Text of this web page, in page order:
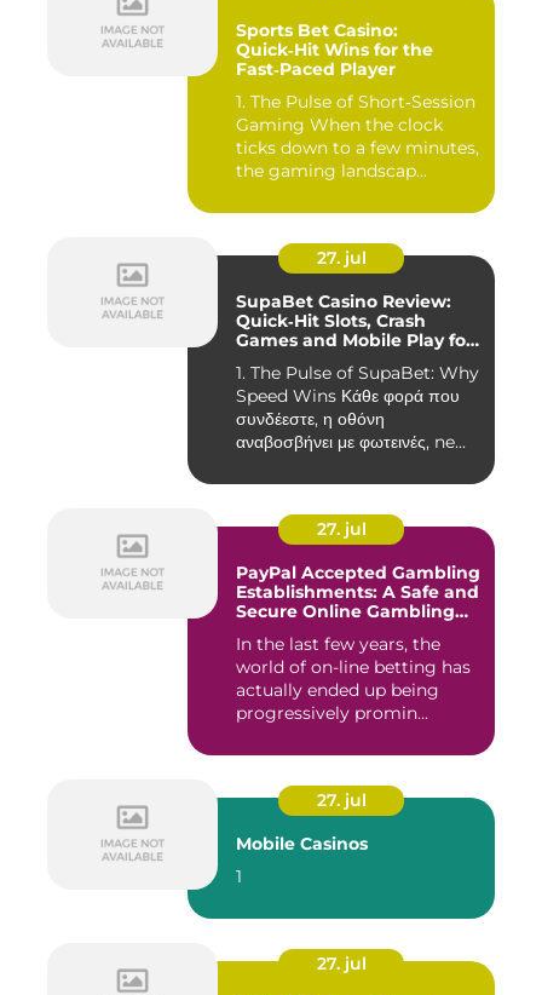
Sports Bet Casino:
Quick‑Hit Wins for the
Fast‑Paced Player
1. The Pulse of Short‑Session
Gaming When the clock
ticks down to a few minutes,
the gaming landscap...
27. jul
SupaBet Casino Review:
Quick‑Hit Slots, Crash
Games and Mobile Play for
1. The Pulse of SupaBet: Why
Speed Wins Κάθε φορά που
συνδέεστε, η οθόνη
αναβοσβήνει με φωτεινές, ne...
27. jul
PayPal Accepted Gambling
Establishments: A Safe and
Secure Online Gambling
In the last few years, the
world of on-line betting has
actually ended up being
progressively promin...
27. jul
Mobile Casinos
1
27. jul